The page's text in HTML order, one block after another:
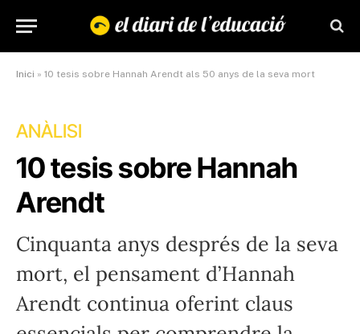
Inici » 10 tesis sobre Hannah Arendt als 50 anys de la seva mort
ANÀLISI
10 tesis sobre Hannah
Arendt
Cinquanta anys després de la seva
mort, el pensament d’Hannah
Arendt continua oferint claus